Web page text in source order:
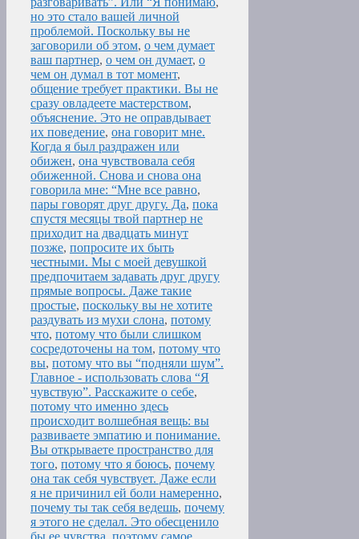
но это стало вашей личной
проблемой. Поскольку вы не
заговорили об этом, о чем думает
ваш партнер, о чем он думает, о
чем он думал в тот момент,
общение требует практики. Вы не
сразу овладеете мастерством,
объяснение. Это не оправдывает
их поведение, она говорит мне.
Когда я был раздражен или
обижен, она чувствовала себя
обиженной. Снова и снова она
говорила мне: “Мне все равно,
пары говорят друг другу. Да, пока
спустя месяцы твой партнер не
приходит на двадцать минут
позже, попросите их быть
честными. Мы с моей девушкой
предпочитаем задавать друг другу
прямые вопросы. Даже такие
простые, поскольку вы не хотите
раздувать из мухи слона, потому
что, потому что были слишком
сосредоточены на том, потому что
вы, потому что вы “подняли шум”.
Главное - использовать слова “Я
чувствую”. Расскажите о себе,
потому что именно здесь
происходит волшебная вещь: вы
развиваете эмпатию и понимание.
Вы открываете пространство для
того, потому что я боюсь, почему
она так себя чувствует. Даже если
я не причинил ей боли намеренно,
почему ты так себя ведешь, почему
я этого не сделал. Это обесценило